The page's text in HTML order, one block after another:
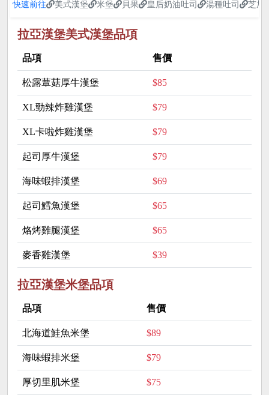
快速前往 美式漢堡 米堡 貝果 皇后奶油吐司 湯種吐司 芝加
拉亞漢堡美式漢堡品項
品項 售價
松露蕈菇厚牛漢堡 $85
XL勁辣炸雞漢堡 $79
XL卡啦炸雞漢堡 $79
起司厚牛漢堡 $79
海味蝦排漢堡 $69
起司鱈魚漢堡 $65
烙烤雞腿漢堡 $65
麥香雞漢堡 $39
拉亞漢堡米堡品項
品項 售價
北海道鮭魚米堡 $89
海味蝦排米堡 $79
厚切里肌米堡 $75